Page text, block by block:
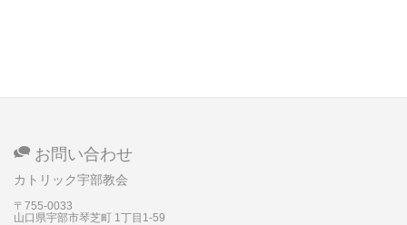
お問い合わせ
カトリック宇部教会
〒755-0033
山口県宇部市琴芝町 1丁目1-59